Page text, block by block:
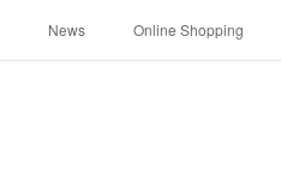
News Online Shopping